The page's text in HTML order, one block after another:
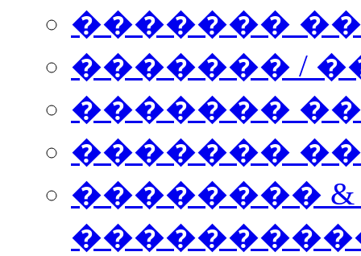
�������
������� /
�������
������� ���
��������